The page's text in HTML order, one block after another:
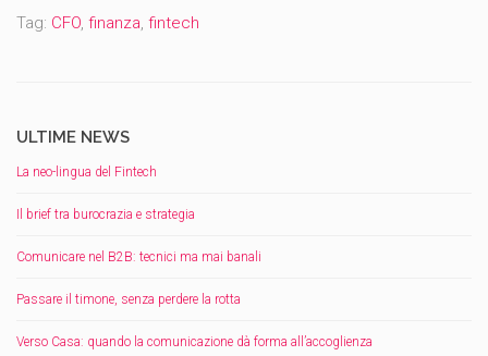
Tag: CFO, finanza, fintech
ULTIME NEWS
La neo-lingua del Fintech
Il brief tra burocrazia e strategia
Comunicare nel B2B: tecnici ma mai banali
Passare il timone, senza perdere la rotta
Verso Casa: quando la comunicazione dà forma all’accoglienza